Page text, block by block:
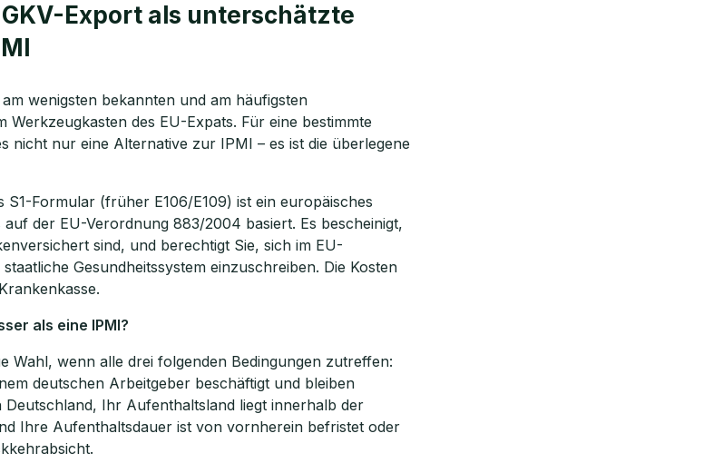
Export als unterschätzte
wenigsten bekannten und am häufigsten
des EU-Expats. Für eine bestimmte
nicht nur eine Alternative zur IPMI – es ist die überlegene
S1-Formular (früher E106/E109) ist ein europäisches
der EU-Verordnung 883/2004 basiert. Es bescheinigt,
sind, und berechtigt Sie, sich im EU-
Gesundheitssystem einzuschreiben. Die Kosten
als eine IPMI?
Wahl, wenn alle drei folgenden Bedingungen zutreffen:
deutschen Arbeitgeber beschäftigt und bleiben
Ihr Aufenthaltsland liegt innerhalb der
Ihre Aufenthaltsdauer ist von vornherein befristet oder
Wunschtermin: